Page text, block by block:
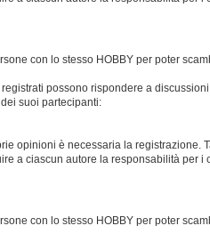
con lo stesso HOBBY per poter
possono rispondere a discussioni
suoi partecipanti:
opinioni è necessaria la registrazione.
a ciascun autore la responsabilità per i
con lo stesso HOBBY per poter